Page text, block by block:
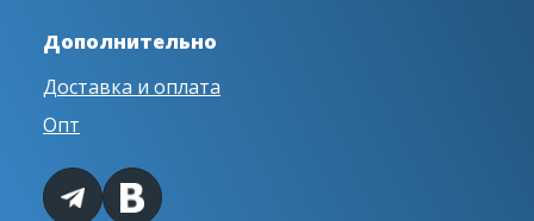
Дополнительно
Доставка и оплата
Опт